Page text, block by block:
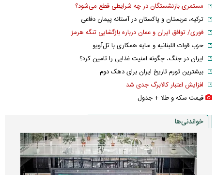
مستمری بازنشستگان در چه شرایطی قطع می‌شود؟
ترکیه، عربستان و پاکستان در آستانه پیمان دفاعی
فوری/ توافق ایران و عمان درباره بازگشایی تنگه هرمز
حزب قوات اللبنانیه و سایه همکاری با تل‌آویو
ایران در جنگ، چگونه امنیت غذایی را تامین کرد؟
بیشترین تورم تاریخ ایران برای دهک دوم
افزایش اعتبار کالابرگ جدی شد
قیمت سکه و طلا + جدول
خواندنی‌ها